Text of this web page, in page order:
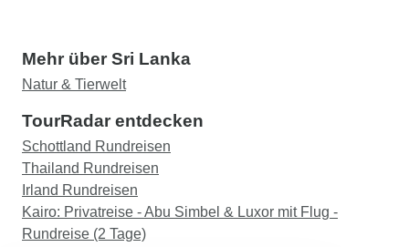
Mehr über Sri Lanka
Natur & Tierwelt
TourRadar entdecken
Schottland Rundreisen
Thailand Rundreisen
Irland Rundreisen
Kairo: Privatreise - Abu Simbel & Luxor mit Flug -
Rundreise (2 Tage)